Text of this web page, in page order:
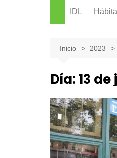
IDL
Inicio 2023
Día:13 de